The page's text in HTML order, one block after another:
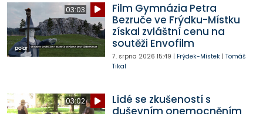
03:03
Film Gymnázia Petra
Bezruče ve Frýdku-Místku
získal zvláštní cenu na
soutěži Envofilm
7. srpna 2026 15:49 | Frýdek-Místek| Tomáš
Tikal
03:02
Lidé se zkušeností s
duševním onemocněním